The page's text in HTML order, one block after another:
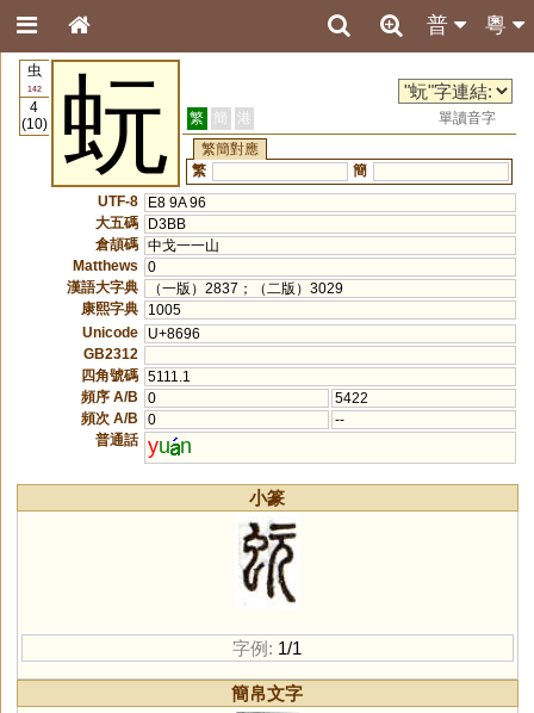
粵
普
虫
142
4
(10)
蚖 繁 簡 港
單讀音字
繁簡對應
繁
簡
UTF-8
E8 9A 96
大五碼
D3BB
倉頡碼 中戈一一山
Matthews
0
漢語大字典
（一版）2837；（二版）3029
康熙字典
1005
Unicode
U+8696
GB2312
四角號碼 5111.1
頻序 A/B
0
5422
頻次 A/B
0
--
普通話 yu n
小篆
字例: 1/1
簡帛文字